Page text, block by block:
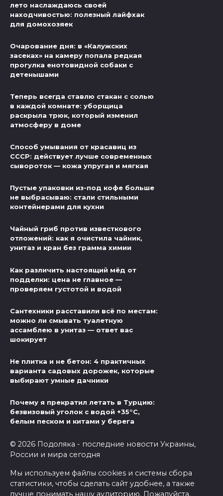
лето наслаждаюсь своей
находчивостью: полезный лайфхак
для домохозяек
Очарование дня: в «Калужских
засеках» на камеру попала редкая
прогулка енотовидной собаки с
детенышами
Теперь всегда ставлю стакан с солью
в каждой комнате: уборщица
раскрыла трюк, который изменил
атмосферу в доме
Способ умывания от красавиц из
СССР: действует лучше современных
сывороток — кожа упругая и мягкая
Пустые упаковки из-под кофе больше
не выбрасываю: стали стильными
контейнерами для кухни
Чайный гриб против известкового
отложений: как я очистила чайник,
унитаз и кран без грамма химии
Как различить настоящий мёд от
подделки: цена не главное —
проверяем густотой и водой
Сантехники расставили всё по местам:
можно ли смывать туалетную
ассамблею в унитаз — ответ вас
шокирует
Не плитка и не бетон: 4 практичных
варианта садовых дорожек, которые
выбирают умные дачники
Почему я прекратил летать в Турцию:
безвизовый уголок с водой +35°C,
белым песком и китами у берега
© 2026 Подоляка - последние новости Украины,
России и мира сегодня
Мы используем файлы cookies и системы сбора
статистики, чтобы сделать сайт удобнее, а также
лучше понимать нашу аудиторию. Пожалуйста,